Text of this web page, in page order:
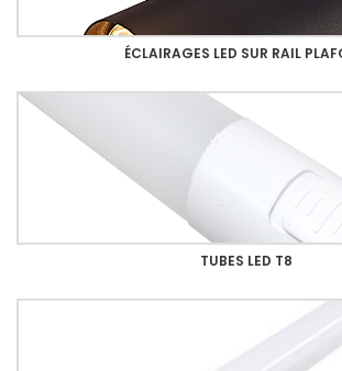
ÉCLAIRAGES LED SUR RAIL
TUBES LED T8